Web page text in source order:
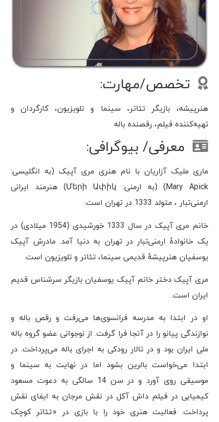
تخصص/مهارت:
هنرپیشه، بازیگر تئاتر، سینما و تلویزیون، کارگردان و
تهیه‌کننده فیلم، رقصنده باله
معرفی/ بیوگرافی:
ماری ملیک آزاریان با نام هنری مری آپیک (به انگلیسی:
Mary Apick) (به ارمنی: Մերի Ափիկ) هنرمند ایرانی
ارمنی‌تبار ، متولد 1333 در تهران است.
خانم مری آپیک در سال 1333 خورشیدی (1954 میلادی) در
یک خانوادهٔ ارمنی‌تبار در تهران به دنیا آمد. مادرش آپیک
یوسفیان هنرپیشهٔ قدیمی سینما، تئاتر و تلویزیون است.
مری آپیک دختر خانم آپیک یوسفیان بازیگر سرشناس قدیم
ایران است.
او در ابتدا به مدرسه فرانسوی‌ها می‌رفت و رقص باله و
نوازندگی پیانو را در آنجا فرا گرفت. از نوجوانی عضو گروه باله
ملی ایران بود و در تالار رودکی به اجرای باله می‌پرداخت. در
ابتدا می‌خواست بالرین بشود اما در نهایت به سینما و
موسیقی روی آورد و در سن 14 سالگی به دعوت مسعود
کیمیایی در فیلم داش آکل در نقش مرجان به ایفای نقش
پرداخت. فعالیت هنری خود را با بازی در «تئاتر کوچک